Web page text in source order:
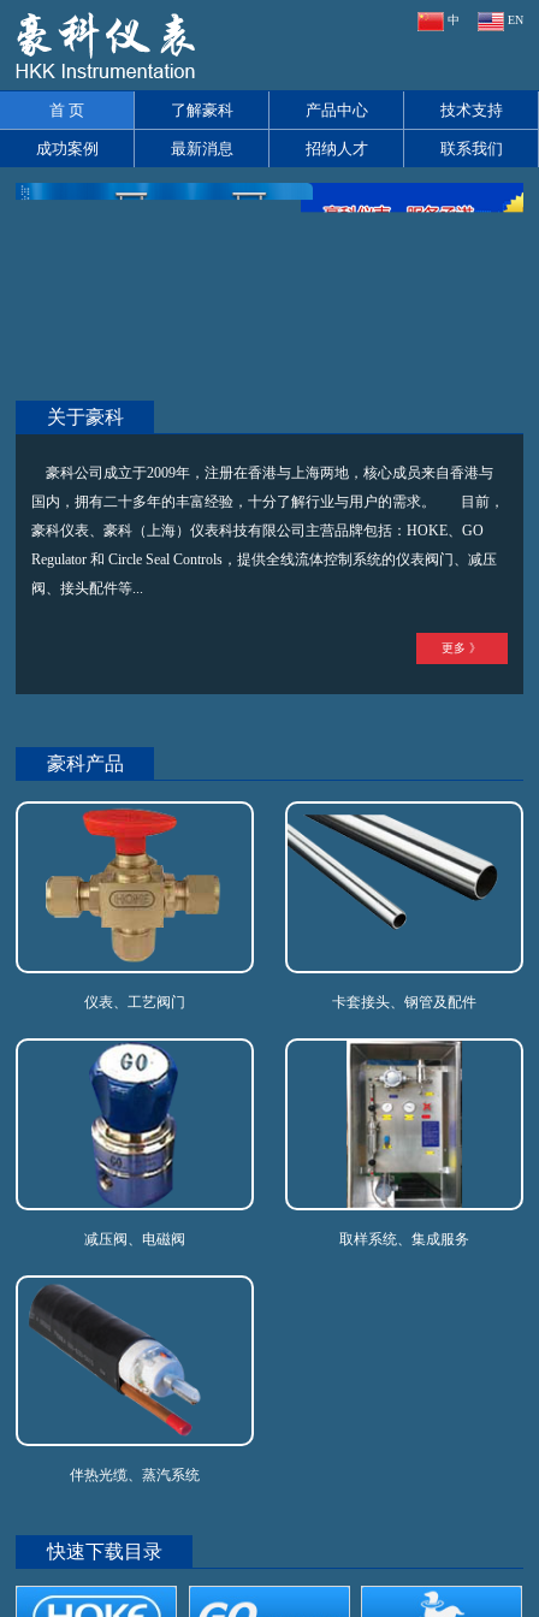
中 EN
首 页 了解豪科 产品中心 技术支持
成功案例 最新消息 招纳人才 联系我们
关于豪科
豪科公司成立于2009年，注册在香港与上海两地，核心成员来自香港与
国内，拥有二十多年的丰富经验，十分了解行业与用户的需求。 目前，
豪科仪表、豪科（上海）仪表科技有限公司主营品牌包括：HOKE、GO
Regulator 和 Circle Seal Controls，提供全线流体控制系统的仪表阀门、减压
阀、接头配件等...
更多 》
豪科产品
仪表、工艺阀门 卡套接头、钢管及配件
减压阀、电磁阀 取样系统、集成服务
伴热光缆、蒸汽系统
快速下载目录